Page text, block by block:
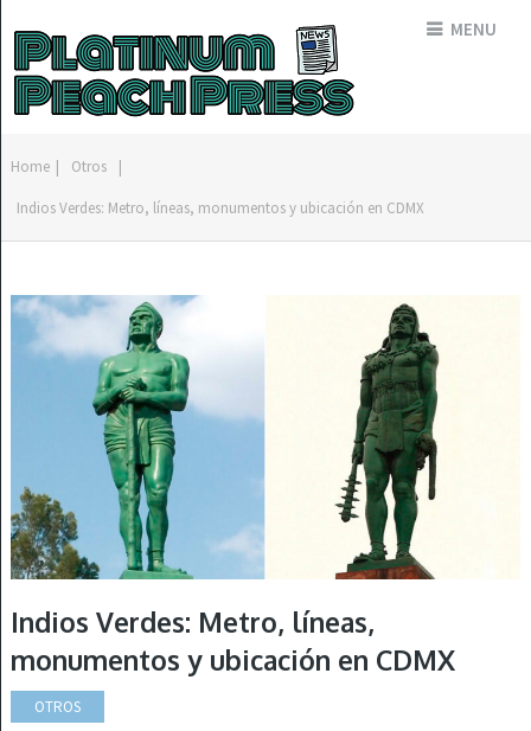
MENU
Home | Otros |
Indios Verdes: Metro, líneas, monumentos y ubicación en CDMX
Indios Verdes: Metro, líneas,
monumentos y ubicación en CDMX
OTROS